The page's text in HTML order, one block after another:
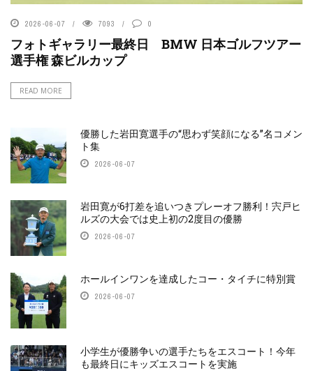
2026-06-07 7093 0
フォトギャラリー最終日 BMW 日本ゴルフツアー
選手権 森ビルカップ
READ MORE
優勝した岩田寛選手の“思わず笑顔になる”名コメン
ト集
2026-06-07
岩田寛が6打差を追いつきプレーオフ勝利！宍戸ヒ
ルズの大会では史上初の2度目の優勝
2026-06-07
ホールインワンを達成したコー・タイチに特別賞
2026-06-07
小学生が優勝争いの選手たちをエスコート！今年
も最終日にキッズエスコートを実施